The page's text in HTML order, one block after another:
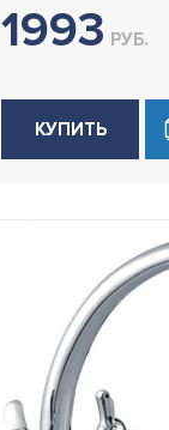
1993 РУБ.
КУПИТЬ